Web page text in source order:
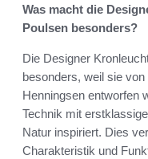
Was macht die
Poulsen besonders?
Die Designer
besonders, weil sie
Henningsen entworfen
Technik mit
Natur inspiriert. Dies
Charakteristik und